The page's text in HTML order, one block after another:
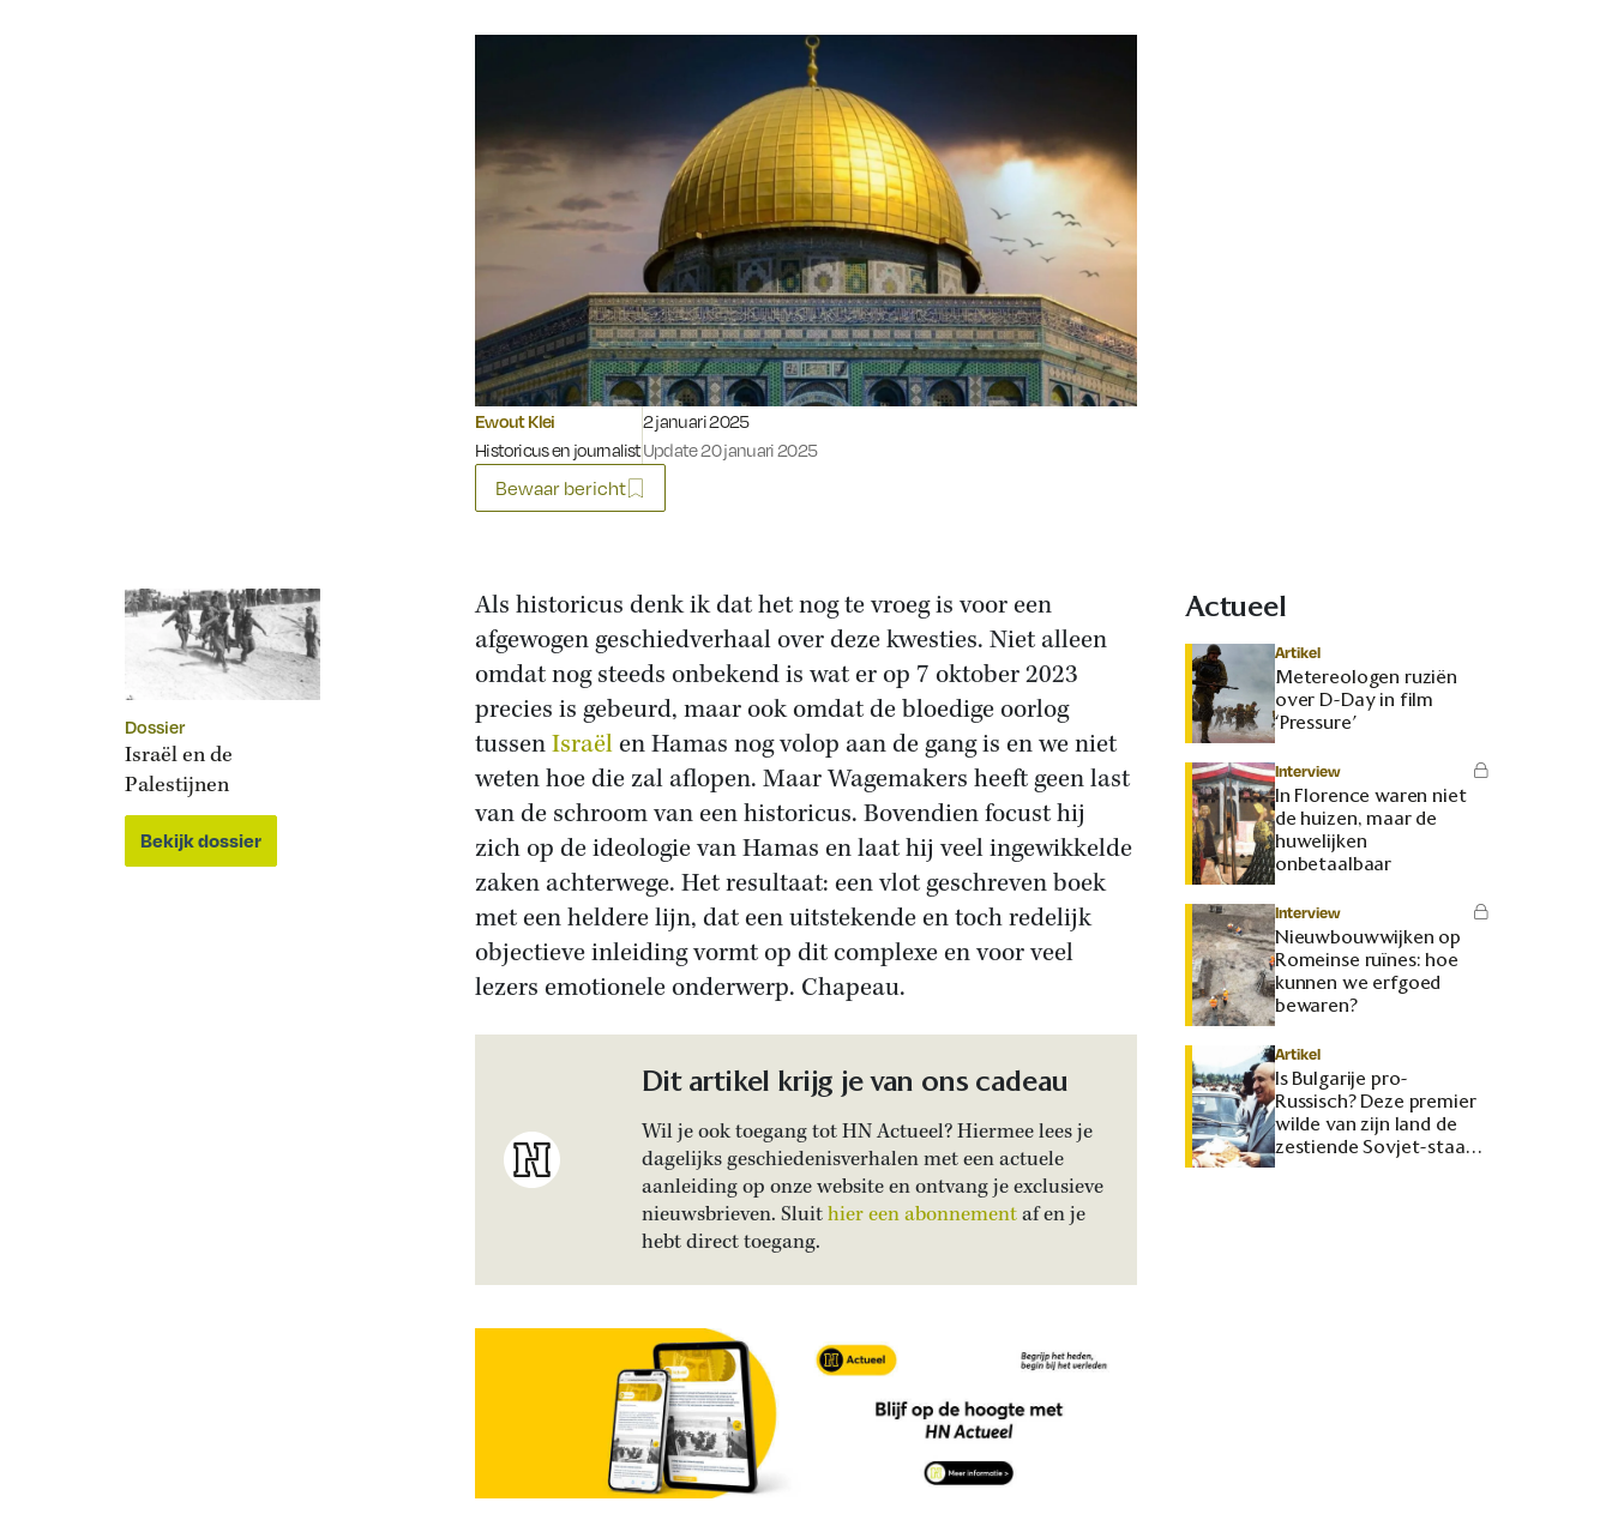
Ewout Klei
Historicus en journalist
Gepubliceerd op:
2 januari 2025
Update 20 januari 2025
Bewaar bericht
Dossier
Israël en de
Palestijnen
Bekijk dossier
Als historicus denk ik dat het nog te vroeg is voor een
afgewogen geschiedverhaal over deze kwesties. Niet alleen
omdat nog steeds onbekend is wat er op 7 oktober 2023
precies is gebeurd, maar ook omdat de bloedige oorlog
tussenIsraëlen Hamas nog volop aan de gang is en we niet
weten hoe die zal aflopen. Maar Wagemakers heeft geen last
van de schroom van een historicus. Bovendien focust hij
zich op de ideologie van Hamas en laat hij veel ingewikkelde
zaken achterwege. Het resultaat: een vlot geschreven boek
met een heldere lijn, dat een uitstekende en toch redelijk
objectieve inleiding vormt op dit complexe en voor veel
lezers emotionele onderwerp. Chapeau.
Dit artikel krijg je van ons cadeau
Wil je ook toegang tot HN Actueel? Hiermee lees je
dagelijks geschiedenisverhalen met een actuele
aanleiding op onze website en ontvang je exclusieve
nieuwsbrieven. Sluithier een abonnementaf en je
hebt direct toegang.
Actueel
Artikel
Metereologen ruziën
over D-Day in film
‘Pressure’
Interview
In Florence waren niet
de huizen, maar de
huwelijken
onbetaalbaar
Interview
Nieuwbouwwijken op
Romeinse ruïnes: hoe
kunnen we erfgoed
bewaren?
Artikel
Is Bulgarije pro-
Russisch? Deze premier
wilde van zijn land de
zestiende Sovjet-staat
maken